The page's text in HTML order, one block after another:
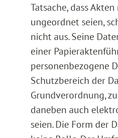
Tatsache, dass
ungeordnet seien,
nicht aus. Seine
einer
personenbezogene
Schutzbereich der
Grundverordnung,
daneben auch
seien. Die Form der